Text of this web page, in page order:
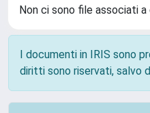
Non ci sono file associati
I documenti in IRIS sono
diritti sono riservati, salvo